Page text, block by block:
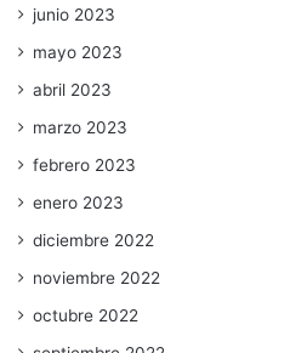
junio 2023
mayo 2023
abril 2023
marzo 2023
febrero 2023
enero 2023
diciembre 2022
noviembre 2022
octubre 2022